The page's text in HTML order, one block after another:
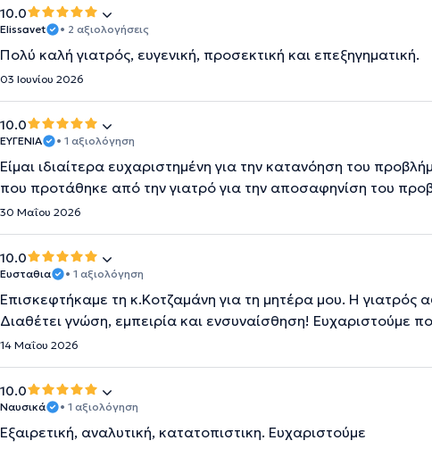
10.0
Elissavet • 2 αξιολογήσεις
Πολύ καλή γιατρός, ευγενική, προσεκτική και επεξηγηματική.
03 Ιουνίου 2026
10.0
ΕΥΓΕΝΊΑ • 1 αξιολόγηση
Είμαι ιδιαίτερα ευχαριστημένη για την κατανόηση του
που προτάθηκε από την γιατρό για την αποσαφηνίση του
30 Μαΐου 2026
10.0
Ευσταθια • 1 αξιολόγηση
Επισκεφτήκαμε τη κ.Κοτζαμάνη για τη μητέρα μου. Η γιατρός
Διαθέτει γνώση, εμπειρία και ενσυναίσθηση! Ευχαριστούμε
14 Μαΐου 2026
10.0
Ναυσικά • 1 αξιολόγηση
Εξαιρετική, αναλυτική, κατατοπιστικη. Ευχαριστούμε